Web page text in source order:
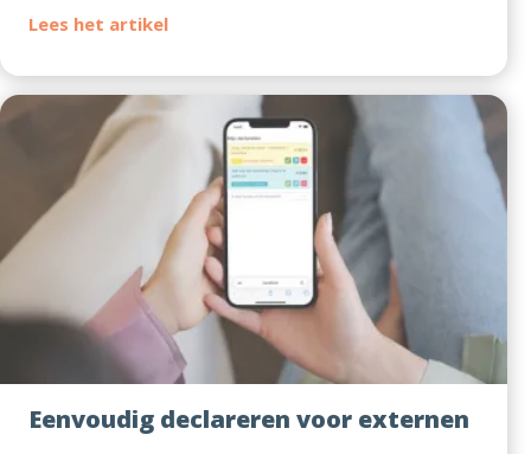
Eenvoudig declareren voor externen